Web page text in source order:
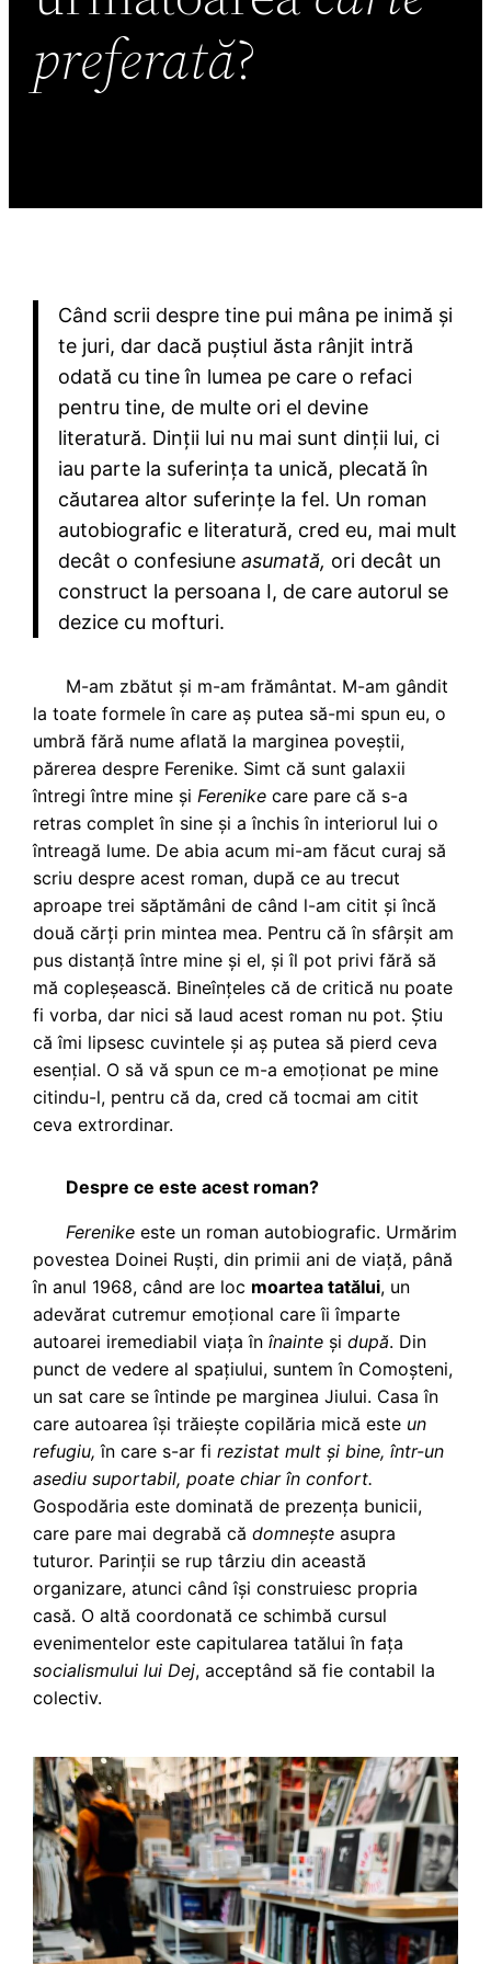
preferată?
Când scrii despre tine pui mâna pe inimă și
te juri, dar dacă puștiul ăsta rânjit intră
odată cu tine în lumea pe care o refaci
pentru tine, de multe ori el devine
literatură. Dinții lui nu mai sunt dinții lui, ci
iau parte la suferința ta unică, plecată în
căutarea altor suferințe la fel. Un roman
autobiografic e literatură, cred eu, mai mult
decât o confesiune asumată, ori decât un
construct la persoana I, de care autorul se
dezice cu mofturi.
M-am zbătut și m-am frământat. M-am gândit
la toate formele în care aș putea să-mi spun eu, o
umbră fără nume aflată la marginea poveștii,
părerea despre Ferenike. Simt că sunt galaxii
întregi între mine și Ferenikecare pare că s-a
retras complet în sine și a închis în interiorul lui o
întreagă lume. De abia acum mi-am făcut curaj să
scriu despre acest roman, după ce au trecut
aproape trei săptămâni de când l-am citit și încă
două cărți prin mintea mea. Pentru că în sfârșit am
pus distanță între mine și el, și îl pot privi fără să
mă copleșească. Bineînțeles că de critică nu poate
fi vorba, dar nici să laud acest roman nu pot. Știu
că îmi lipsesc cuvintele și aș putea să pierd ceva
esențial. O să vă spun ce m-a emoționat pe mine
citindu-l, pentru că da, cred că tocmai am citit
ceva extrordinar.
Despre ce este acest roman?
Ferenikeeste un roman autobiografic. Urmărim
povestea Doinei Ruști, din primii ani de viață, până
în anul 1968, când are loc moartea tatălui, un
adevărat cutremur emoțional care îi împarte
autoarei iremediabil viața înînainte șidupă. Din
punct de vedere al spațiului, suntem în Comoșteni,
un sat care se întinde pe marginea Jiului. Casa în
care autoarea își trăiește copilăria mică este un
refugiu, în care s-ar firezistat mult și bine, într-un
asediu suportabil, poate chiar în confort.
Gospodăria este dominată de prezența bunicii,
care pare mai degrabă cădomnește asupra
tuturor. Parinții se rup târziu din această
organizare, atunci când își construiesc propria
casă. O altă coordonată ce schimbă cursul
evenimentelor este capitularea tatălui în fața
socialismului lui Dej, acceptând să fie contabil la
colectiv.